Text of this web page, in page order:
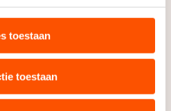
te bieden en
We delen informatie over
onze partners voor social
die u aan hen heeft
verzameld via hun services.
toestaan
toestaan
die het nog wel als
met de prestatiedruk
hebben voor een
die zich op marathons heeft